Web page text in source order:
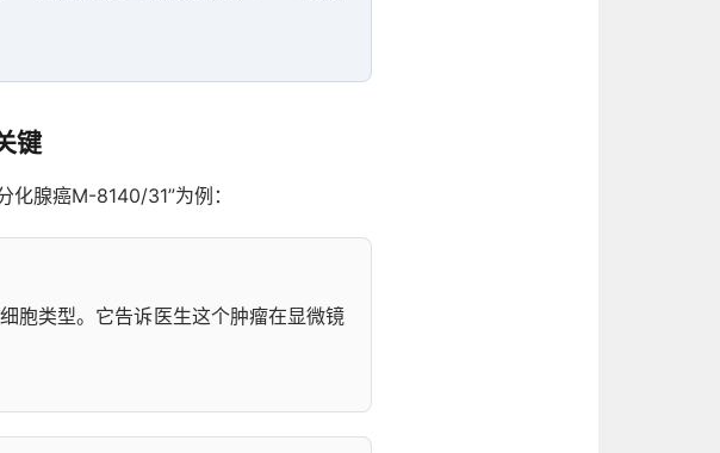
键
腺癌M-8140/31”为例：
胞类型。它告诉医生这个肿瘤在显微镜